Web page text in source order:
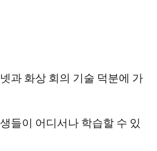
과 화상 회의 기술 덕분에 가
들이 어디서나 학습할 수 있